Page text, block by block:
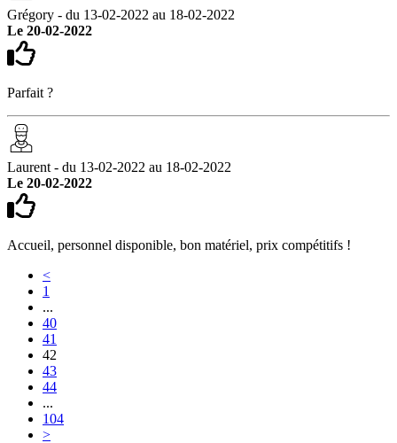
Grégory - du 13-02-2022 au 18-02-2022
Le 20-02-2022
Parfait ?
Laurent - du 13-02-2022 au 18-02-2022
Le 20-02-2022
Accueil, personnel disponible, bon matériel, prix compétitifs !
<
1
...
40
41
42
43
44
...
104
>